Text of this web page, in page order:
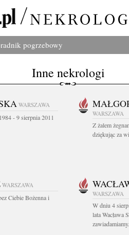
pogrzebowy
Inne nekrologi
WARSZAWA
- 9 sierpnia 2011
WARSZAWA
Z żalem
dziękując za
WARSZAWA
Ciebie Bożenna i
WARSZAWA
W dniu 4
lata Wacława